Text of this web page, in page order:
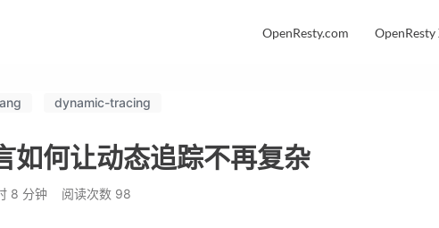
OpenResty.com OpenResty
dynamic-tracing
如何让动态追踪不再复杂
8 分钟 阅读次数 98